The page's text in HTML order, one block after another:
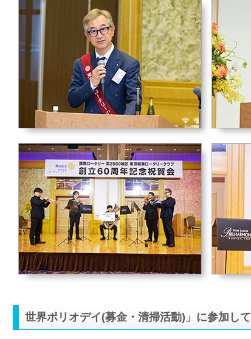
世界ポリオデイ(募金・清掃活動)」に参加して